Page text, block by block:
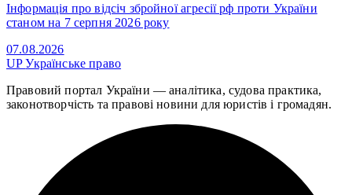
Інформація про відсіч збройної агресії рф проти України
станом на 7 серпня 2026 року
07.08.2026
UPУкраїнське право
Правовий портал України — аналітика, судова практика,
законотворчість та правові новини для юристів і громадян.